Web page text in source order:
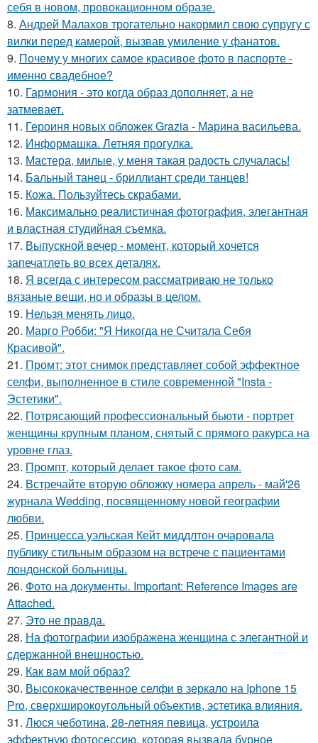
себя в новом, провокационном образе.
8. Андрей Малахов трогательно накормил свою супругу с
вилки перед камерой, вызвав умиление у фанатов.
9. Почему у многих самое красивое фото в паспорте -
именно свадебное?
10. Гармония - это когда образ дополняет, а не
затмевает.
11. Героиня новых обложек Grazia - Марина васильева.
12. Информашка. Летняя прогулка.
13. Мастера, милые, у меня такая радость случалась!
14. Бальный танец - бриллиант среди танцев!
15. Кожа. Пользуйтесь скрабами.
16. Максимально реалистичная фотография, элегантная
и властная студийная съемка.
17. Выпускной вечер - момент, который хочется
запечатлеть во всех деталях.
18. Я всегда с интересом рассматриваю не только
вязаные вещи, но и образы в целом.
19. Нельзя менять лицо.
20. Марго Робби: "Я Никогда не Считала Себя
Красивой".
21. Промт: этот снимок представляет собой эффектное
селфи, выполненное в стиле современной "Insta -
Эстетики".
22. Потрясающий профессиональный бьюти - портрет
женщины крупным планом, снятый с прямого ракурса на
уровне глаз.
23. Промпт, который делает такое фото сам.
24. Встречайте вторую обложку номера апрель - май'26
журнала Wedding, посвященному новой географии
любви.
25. Принцесса уэльская Кейт миддлтон очаровала
публику стильным образом на встрече с пациентами
лондонской больницы.
26. Фото на документы. Important: Reference Images are
Attached.
27. Это не правда.
28. На фотографии изображена женщина с элегантной и
сдержанной внешностью.
29. Как вам мой образ?
30. Высококачественное селфи в зеркало на Iphone 15
Pro, сверхширокоугольный объектив, эстетика влияния.
31. Люся чеботина, 28-летняя певица, устроила
эффектную фотосессию, которая вызвала бурное